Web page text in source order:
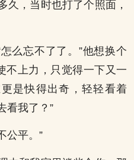
久，当时也打了个照面，
么忘不了了。”他想换个
不上力，只觉得一下又一
是快得出奇，轻轻看着
看我了？”
公平。”